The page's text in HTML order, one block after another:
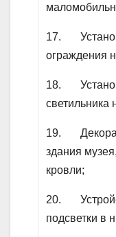
17.
ограждения
18.
светильника
19.
здания
кровли;
20.
подсветки в